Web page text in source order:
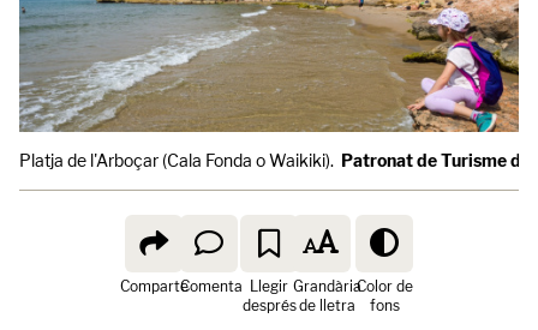
Platja de l'Arboçar (Cala Fonda o Waikiki). Patronat de Turisme
ComparteComenta Llegir
després
Grandària
de lletra
Color de
fons